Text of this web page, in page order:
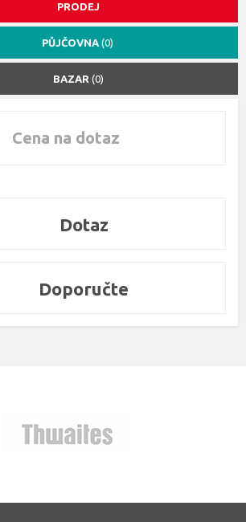
PRODEJ
PŮJČOVNA (0)
BAZAR (0)
Cena na dotaz
Dotaz
Doporučte